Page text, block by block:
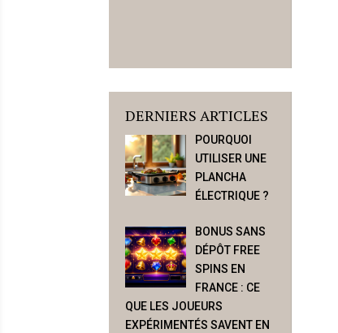
DERNIERS ARTICLES
POURQUOI
UTILISER UNE
PLANCHA
ÉLECTRIQUE ?
BONUS SANS
DÉPÔT FREE
SPINS EN
FRANCE : CE
QUE LES JOUEURS
EXPÉRIMENTÉS SAVENT EN